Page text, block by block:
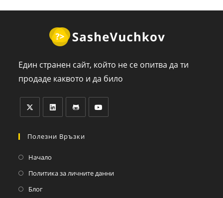
Един странен сайт, който не се опитва да ти
продаде каквото и да било
Полезни Връзки
Начало
Политика за личните данни
Блог